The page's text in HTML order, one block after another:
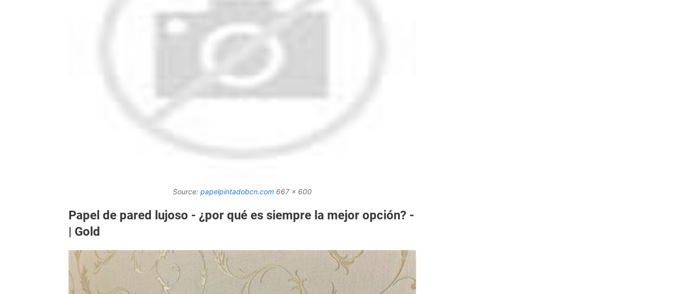
Source: papelpintadobcn.com 667 x 600
Papel de pared lujoso - ¿por qué es siempre la mejor opción? -
| Gold